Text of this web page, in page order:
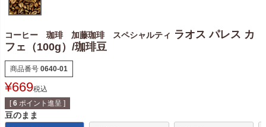
コーヒー 珈琲 加藤珈琲 スペシャルティ ラオス パレス カ
フェ（100g）/珈琲豆
商品番号 0640-01
¥669税込
[ 6 ポイント進呈 ]
豆のまま